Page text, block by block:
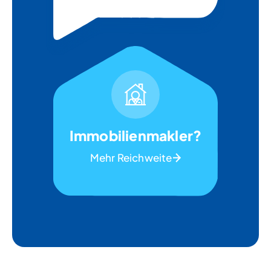
Immobilienmakler?
Mehr Reichweite